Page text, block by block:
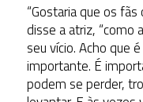
“Gostaria que os
disse a atriz, “como
seu vício. Acho que
importante. É
podem se perder,